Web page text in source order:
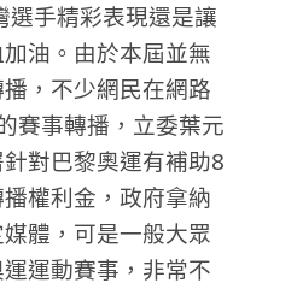
選手精彩表現還是讓
油。由於本屆並無
，不少網民在網路
賽事轉播，立委葉元
對巴黎奧運有補助8
權利金，政府拿納
體，可是一般大眾
運動賽事，非常不